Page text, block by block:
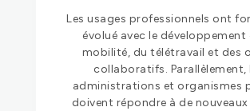
Les usages professionnels ont
évolué avec le développement
mobilité, du télétravail et des
collaboratifs. Parallèlement,
administrations et organismes
doivent répondre à de nouveaux